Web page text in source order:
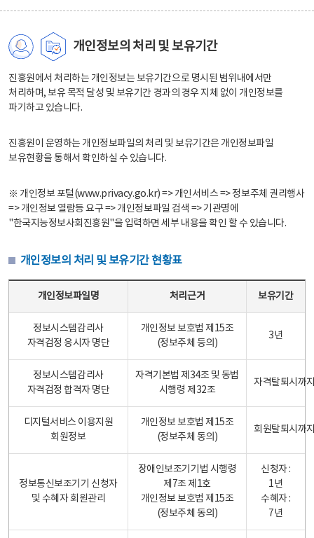
개인정보의 처리 및 보유기간
진흥원에서 처리하는 개인정보는 보유기간으로 명시된 범위내에서만
처리하며, 보유 목적 달성 및 보유기간 경과의 경우 지체 없이 개인정보를
파기하고 있습니다.
진흥원이 운영하는 개인정보파일의 처리 및 보유기간은 개인정보파일
보유현황을 통해서 확인하실 수 있습니다.
※ 개인정보 포털(www.privacy.go.kr) => 개인서비스 => 정보주체 권리행사
=> 개인정보 열람등 요구 => 개인정보파일 검색 => 기관명에
"한국지능정보사회진흥원"을 입력하면 세부 내용을 확인 할 수 있습니다.
개인정보의 처리 및 보유기간 현황표
개인정보파일명 처리근거 보유기간
정보시스템감리사
자격검정 응시자 명단
개인정보 보호법 제15조
(정보주체 등의)
3년
정보시스템감리사
자격검정 합격자 명단
자격기본법 제34조 및 동법
시행령 제32조
자격탈퇴시까
디지털서비스 이용지원
회원정보
개인정보 보호법 제15조
(정보주체 동의)
회원탈퇴시까
정보통신보조기기 신청자
및 수혜자 회원관리
장애인보조기기법 시행령
제7조 제1호
개인정보 보호법 제15조
(정보주체 동의)
신청자 :
1년
수혜자 :
7년